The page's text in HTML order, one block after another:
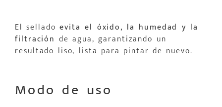
El selladoevita el óxido, la humedad y la
filtración de agua, garantizando un
resultado liso, lista para pintar de nuevo.
Modo de uso